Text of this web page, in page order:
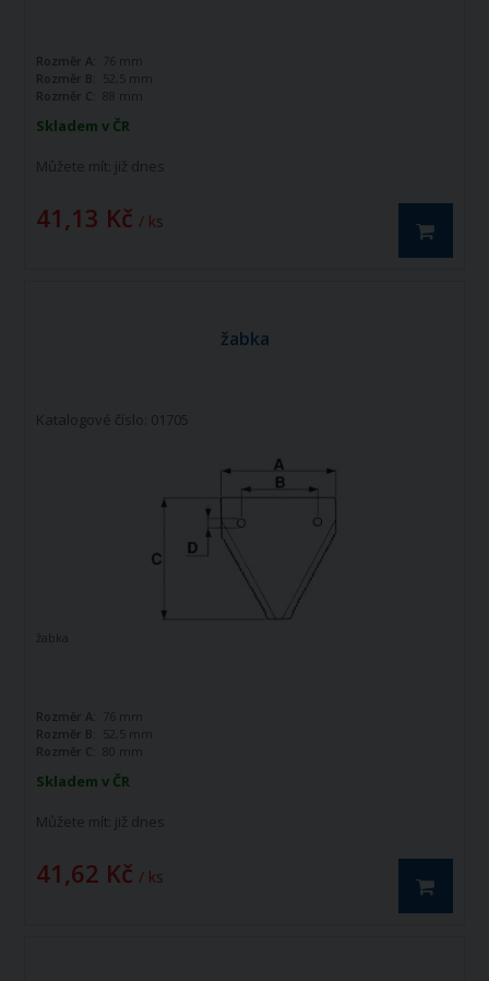
Skladem v ČR
Můžete mít: již dnes
41,13 Kč / ks
Rozměr A:
76 mm
Rozměr B:
52,5 mm
Rozměr C:
88 mm
žabka
Katalogové číslo: 01705
Skladem v ČR
Můžete mít: již dnes
41,62 Kč / ks
žabka
Rozměr A:
76 mm
Rozměr B:
52,5 mm
Rozměr C:
80 mm